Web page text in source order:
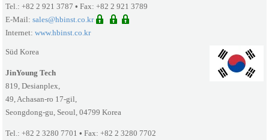
Tel.: +82 2 921 3787 •Fax: +82 2 921 3789
E-Mail:sales@hbinst.co.kr
Internet:www.hbinst.co.kr
Süd Korea
JinYoung Tech
819, Desianplex,
49, Achasan-ro 17-gil,
Seongdong-gu, Seoul, 04799 Korea
Tel.: +82 2 3280 7701 •Fax: +82 2 3280 7702